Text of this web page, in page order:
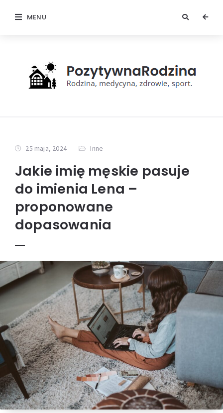
MENU
25 maja, 2024 Inne
Jakie imię męskie pasuje
do imienia Lena –
proponowane
dopasowania